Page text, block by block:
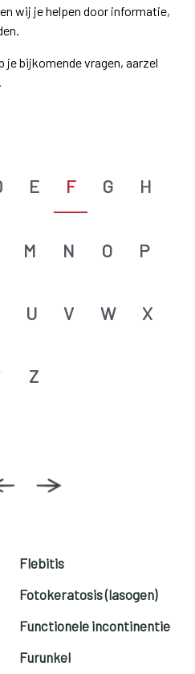
wij je helpen door informatie,
je bijkomende vragen, aarzel
E F G H
M N O P
U V W X
Z
Flebitis
Fotokeratosis (lasogen)
Functionele incontinentie
Furunkel